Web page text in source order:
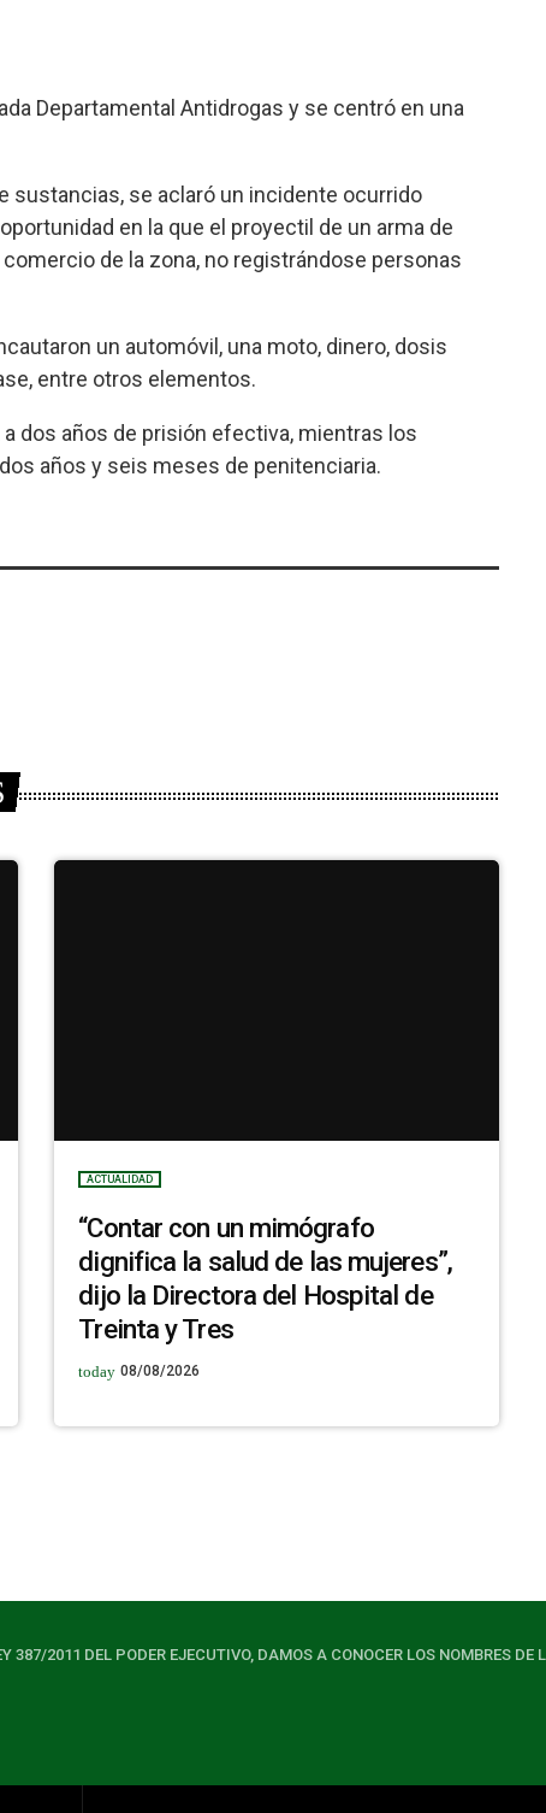
Departamental Antidrogas y se centró en una
sustancias, se aclaró un incidente ocurrido
en la que el proyectil de un arma de
de la zona, no registrándose personas
un automóvil, una moto, dinero, dosis
entre otros elementos.
dos años de prisión efectiva, mientras los
años y seis meses de penitenciaria.
ACTUALIDAD
“Contar con un mimógrafo
dignifica la salud de las mujeres”,
dijo la Directora del Hospital de
Treinta y Tres
today 08/08/2026
2011 DEL PODER EJECUTIVO, DAMOS A CONOCER LOS NOMBRES